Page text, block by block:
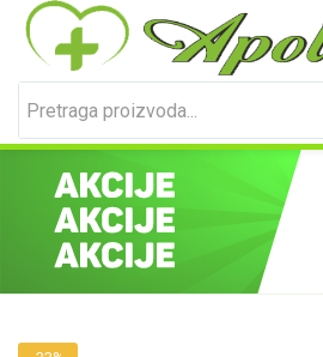
Prijavite se
Unesite svoje korisničko ime i lozinku